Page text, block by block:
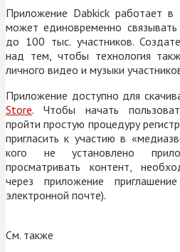
Приложение Dabkick работает в
может единовременно
до 100 тыс. участников.
над тем, чтобы технология
личного видео и музыки
Приложение доступно для
Store. Чтобы начать
пройти простую процедуру
пригласить к участию в
кого не установлено
просматривать контент,
через приложение
электронной почте).
См. также